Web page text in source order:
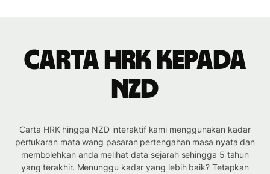
Carta HRK kepada
NZD
Carta HRK hingga NZD interaktif kami menggunakan kadar
pertukaran mata wang pasaran pertengahan masa nyata dan
membolehkan anda melihat data sejarah sehingga 5 tahun
yang terakhir. Menunggu kadar yang lebih baik? Tetapkan